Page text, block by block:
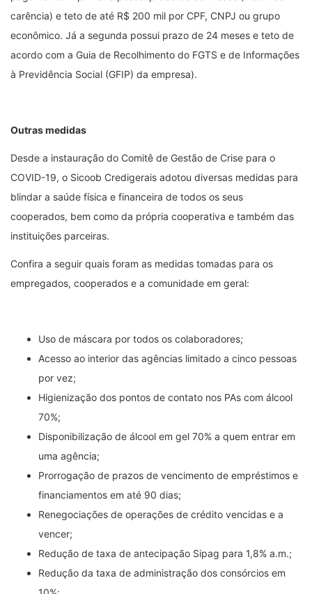
carência) e teto de até R$ 200 mil por CPF, CNPJ ou grupo
econômico. Já a segunda possui prazo de 24 meses e teto de
acordo com a Guia de Recolhimento do FGTS e de Informações
à Previdência Social (GFIP) da empresa).
Outras medidas
Desde a instauração do Comitê de Gestão de Crise para o
COVID-19, o Sicoob Credigerais adotou diversas medidas para
blindar a saúde física e financeira de todos os seus
cooperados, bem como da própria cooperativa e também das
instituições parceiras.
Confira a seguir quais foram as medidas tomadas para os
empregados, cooperados e a comunidade em geral:
Uso de máscara por todos os colaboradores;
Acesso ao interior das agências limitado a cinco pessoas
por vez;
Higienização dos pontos de contato nos PAs com álcool
70%;
Disponibilização de álcool em gel 70% a quem entrar em
uma agência;
Prorrogação de prazos de vencimento de empréstimos e
financiamentos em até 90 dias;
Renegociações de operações de crédito vencidas e a
vencer;
Redução de taxa de antecipação Sipag para 1,8% a.m.;
Redução da taxa de administração dos consórcios em